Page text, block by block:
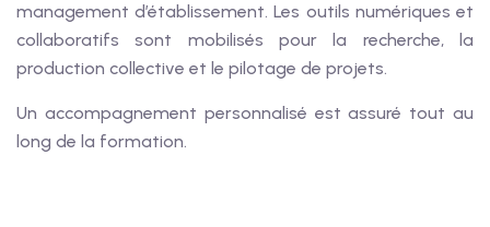
management d’établissement. Les outils numériques et
collaboratifs sont mobilisés pour la recherche, la
production collective et le pilotage de projets.
Un accompagnement personnalisé est assuré tout au
long de la formation.